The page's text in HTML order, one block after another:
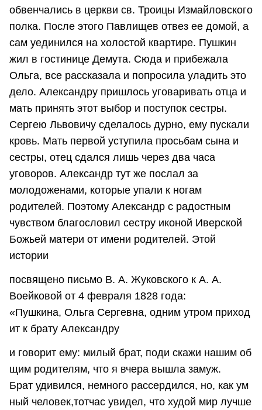
обвенчались в церкви св. Троицы Измайловского
полка. После этого Павлищев отвез ее домой, а
сам уединился на холостой квартире. Пушкин
жил в гостинице Демута. Сюда и прибежала
Ольга, все рассказала и попросила уладить это
дело. Александру пришлось уговаривать отца и
мать принять этот выбор и поступок сестры.
Сергею Львовичу сделалось дурно, ему пускали
кровь. Мать первой уступила просьбам сына и
сестры, отец сдался лишь через два часа
уговоров. Александр тут же послал за
молодоженами, которые упали к ногам
родителей. Поэтому Александр с радостным
чувством благословил сестру иконой Иверской
Божьей матери от имени родителей. Этой
истории
посвящено письмо В. А. Жуковского к А. А.
Воейковой от 4 февраля 1828 года:
«Пушкина, Ольга Сергевна, одним утром приход
ит к брату Александру
и говорит ему: милый брат, поди скажи нашим об
щим родителям, что я вчера вышла замуж.
Брат удивился, немного рассердился, но, как ум
ный человек,тотчас увидел, что худой мир лучше